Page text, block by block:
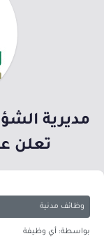
مديرية
تعلن
وظائف مدنية
بواسطة: أي وظيفة